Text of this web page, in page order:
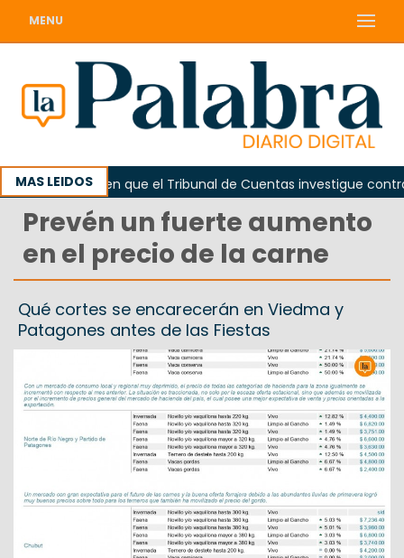
MENU
MAS LEIDOSPiden que el Tribunal de Cuentas investigue
Prevén un fuerte aumento
en el precio de la carne
Qué cortes se encarecerán en Viedma y
Patagones antes de las Fiestas